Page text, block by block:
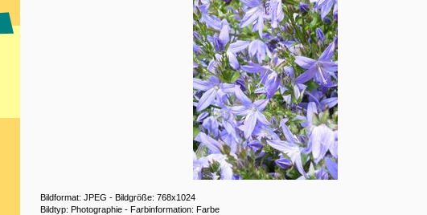
Bildformat: JPEG - Bildgröße: 768x1024
Bildtyp: Photographie - Farbinformation: Farbe